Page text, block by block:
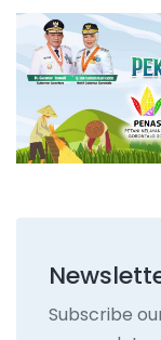
Subscribe